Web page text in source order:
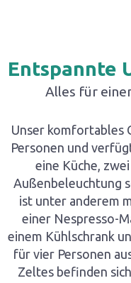
Entspannte
Alles für
Unser komfortables
Personen und
eine Küche,
Außenbeleuchtung
ist unter anderem
einer Nespresso-
einem Kühlschrank
für vier Personen
Zeltes befinden